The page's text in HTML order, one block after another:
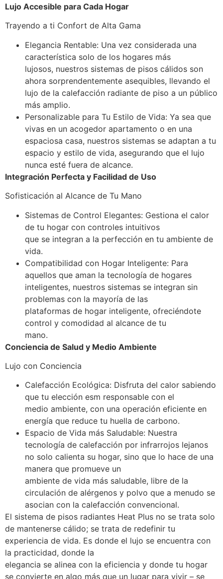
Lujo Accesible para Cada Hogar
Trayendo a ti Confort de Alta Gama
Elegancia Rentable: Una vez considerada una
característica solo de los hogares más
lujosos, nuestros sistemas de pisos cálidos son
ahora sorprendentemente asequibles, llevando el
lujo de la calefacción radiante de piso a un público
más amplio.
Personalizable para Tu Estilo de Vida: Ya sea que
vivas en un acogedor apartamento o en una
espaciosa casa, nuestros sistemas se adaptan a tu
espacio y estilo de vida, asegurando que el lujo
nunca esté fuera de alcance.
Integración Perfecta y Facilidad de Uso
Sofisticación al Alcance de Tu Mano
Sistemas de Control Elegantes: Gestiona el calor
de tu hogar con controles intuitivos
que se integran a la perfección en tu ambiente de
vida.
Compatibilidad con Hogar Inteligente: Para
aquellos que aman la tecnología de hogares
inteligentes, nuestros sistemas se integran sin
problemas con la mayoría de las
plataformas de hogar inteligente, ofreciéndote
control y comodidad al alcance de tu
mano.
Conciencia de Salud y Medio Ambiente
Lujo con Conciencia
Calefacción Ecológica: Disfruta del calor sabiendo
que tu elección esm responsable con el
medio ambiente, con una operación eficiente en
energía que reduce tu huella de carbono.
Espacio de Vida más Saludable: Nuestra
tecnología de calefacción por infrarrojos lejanos
no solo calienta su hogar, sino que lo hace de una
manera que promueve un
ambiente de vida más saludable, libre de la
circulación de alérgenos y polvo que a menudo se
asocian con la calefacción convencional.
El sistema de pisos radiantes Heat Plus no se trata solo
de mantenerse cálido; se trata de redefinir tu
experiencia de vida. Es donde el lujo se encuentra con
la practicidad, donde la
elegancia se alinea con la eficiencia y donde tu hogar
se convierte en algo más que un lugar para vivir – se